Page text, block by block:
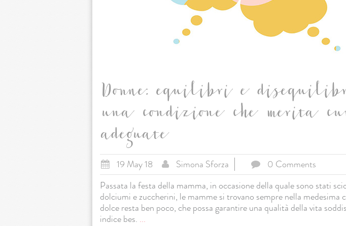
Donne: equilibri e
una condizione che merita
adeguate
19 May 18 Simona Sforza
0 Comments
Passata la festa della mamma, in occasione della quale sono stati
dolciumi e zuccherini, le mamme si trovano sempre nella medesima
dolce resta ben poco, che possa garantire una qualità della vita
indice bes. ...